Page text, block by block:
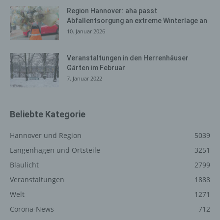
Region Hannover: aha passt
Abfallentsorgung an extreme Winterlage an
10. Januar 2026
Veranstaltungen in den Herrenhäuser
Gärten im Februar
7. Januar 2022
Beliebte Kategorie
Hannover und Region
5039
Langenhagen und Ortsteile
3251
Blaulicht
2799
Veranstaltungen
1888
Welt
1271
Corona-News
712
Internetseite, von welcher ein zugreifendes System auf
unsere Internetseite gelangt (sogenannte Referrer), (4)
die Unterwebseiten, welche über ein zugreifendes
(5) das Datum und die Uhrzeit eines Zugriffs auf die
Internetseite, (6) eine Internet-Protokoll-Adresse (IP-
Adresse), (7) der Internet-Service-Provider des
Angriffen auf unsere informationstechnologischen
Bei der Nutzung dieser allgemeinen Daten und
Informationen ziehen wird keine Rückschlüsse auf die
auszuliefern, (2) die Inhalte unserer Internetseite sowie
die Werbung für diese zu optimieren, (3) die dauerhafte
Systeme und der Technik unserer Internetseite zu